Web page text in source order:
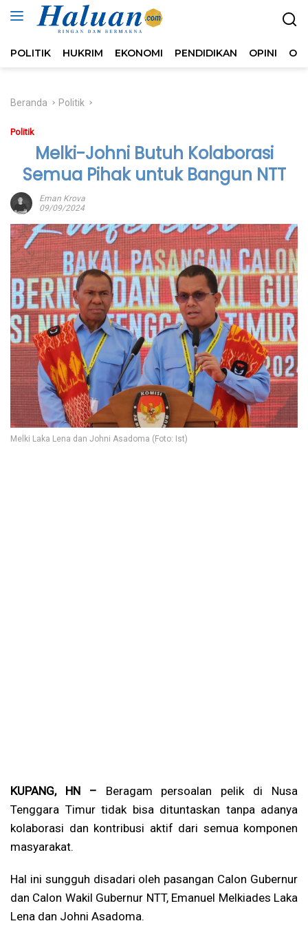
Langsung
POLITIK HUKRIM EKONOMI PENDIDIKAN OPINI
Beranda Politik
Politik
Melki-Johni Butuh Kolaborasi
Semua Pihak untuk Bangun NTT
Eman Krova
09/09/2024
Melki Laka Lena dan Johni Asadoma (Foto: Ist)
KUPANG, HN – Beragam persoalan pelik di Nusa
Tenggara Timur tidak bisa dituntaskan tanpa adanya
kolaborasi dan kontribusi aktif dari semua komponen
masyarakat.
Hal ini sungguh disadari oleh pasangan Calon Gubernur
dan Calon Wakil Gubernur NTT, Emanuel Melkiades Laka
Lena dan Johni Asadoma.